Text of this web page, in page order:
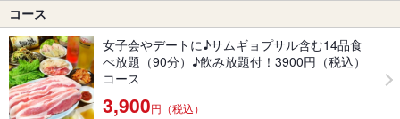
コース
女子会やデートに♪サムギョプサル含む14品食
べ放題（90分）♪飲み放題付！3900円（税込）
コース
3,900円（税込）